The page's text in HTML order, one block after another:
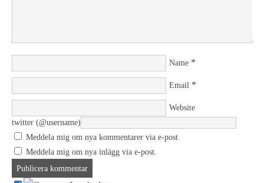
Name *
Email *
Website
twitter (@username)
Meddela mig om nya kommentarer via e-post.
Meddela mig om nya inlägg via e-post.